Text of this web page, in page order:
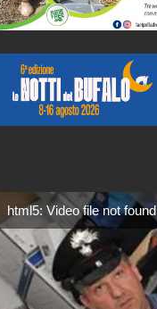
html5: Video file not found